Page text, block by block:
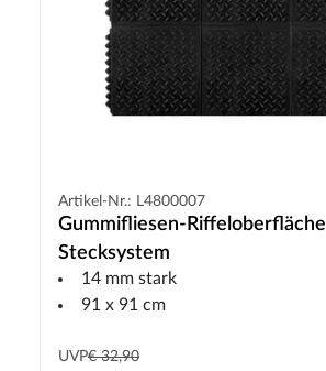
Artikel-Nr.: L4800007
Gummifliesen-Riffeloberfläche
Stecksystem
14 mm stark
91 x 91 cm
UVP€ 32,90